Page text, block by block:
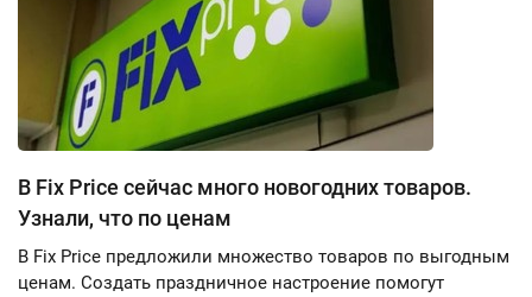
В Fix Price сейчас много новогодних товаров.
Узнали, что по ценам
В Fix Price предложили множество товаров по выгодным
ценам. Создать праздничное настроение помогут